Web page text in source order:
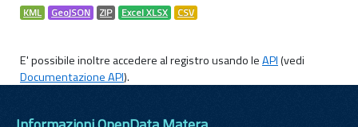
KML GeoJSON ZIP Excel XLSX CSV
E' possibile inoltre accedere al registro usando leAPI(vedi
Documentazione API).